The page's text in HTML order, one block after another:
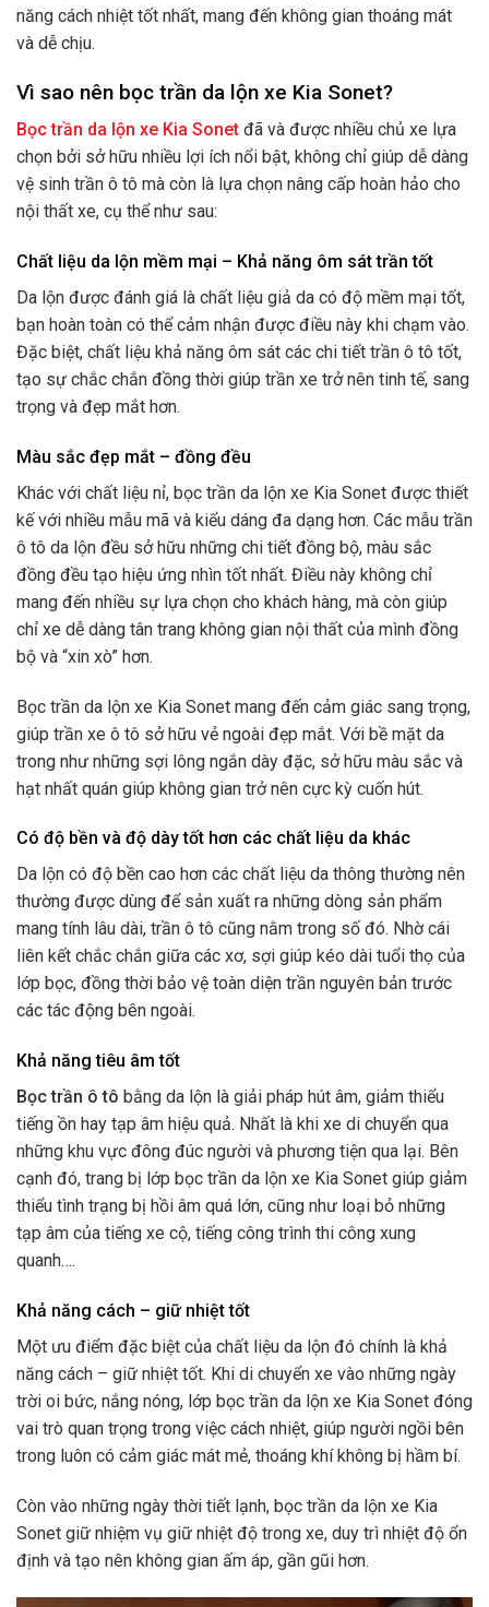
năng cách nhiệt tốt nhất, mang đến không gian thoáng mát
và dễ chịu.
Vì sao nên bọc trần da lộn xe Kia Sonet?
Bọc trần da lộn xe Kia Sonet đã và được nhiều chủ xe lựa
chọn bởi sở hữu nhiều lợi ích nổi bật, không chỉ giúp dễ dàng
vệ sinh trần ô tô mà còn là lựa chọn nâng cấp hoàn hảo cho
nội thất xe, cụ thể như sau:
Chất liệu da lộn mềm mại – Khả năng ôm sát trần tốt
Da lộn được đánh giá là chất liệu giả da có độ mềm mại tốt,
bạn hoàn toàn có thể cảm nhận được điều này khi chạm vào.
Đặc biệt, chất liệu khả năng ôm sát các chi tiết trần ô tô tốt,
tạo sự chắc chắn đồng thời giúp trần xe trở nên tinh tế, sang
trọng và đẹp mắt hơn.
Màu sắc đẹp mắt – đồng đều
Khác với chất liệu nỉ, bọc trần da lộn xe Kia Sonet được thiết
kế với nhiều mẫu mã và kiểu dáng đa dạng hơn. Các mẫu trần
ô tô da lộn đều sở hữu những chi tiết đồng bộ, màu sắc
đồng đều tạo hiệu ứng nhìn tốt nhất. Điều này không chỉ
mang đến nhiều sự lựa chọn cho khách hàng, mà còn giúp
chỉ xe dễ dàng tân trang không gian nội thất của mình đồng
bộ và “xin xò” hơn.
Bọc trần da lộn xe Kia Sonet mang đến cảm giác sang trọng,
giúp trần xe ô tô sở hữu vẻ ngoài đẹp mắt. Với bề mặt da
trong như những sợi lông ngắn dày đặc, sở hữu màu sắc và
hạt nhất quán giúp không gian trở nên cực kỳ cuốn hút.
Có độ bền và độ dày tốt hơn các chất liệu da khác
Da lộn có độ bền cao hơn các chất liệu da thông thường nên
thường được dùng để sản xuất ra những dòng sản phẩm
mang tính lâu dài, trần ô tô cũng nằm trong số đó. Nhờ cái
liên kết chắc chắn giữa các xơ, sợi giúp kéo dài tuổi thọ của
lớp bọc, đồng thời bảo vệ toàn diện trần nguyên bản trước
các tác động bên ngoài.
Khả năng tiêu âm tốt
Bọc trần ô tô bằng da lộn là giải pháp hút âm, giảm thiểu
tiếng ồn hay tạp âm hiệu quả. Nhất là khi xe di chuyển qua
những khu vực đông đúc người và phương tiện qua lại. Bên
cạnh đó, trang bị lớp bọc trần da lộn xe Kia Sonet giúp giảm
thiểu tình trạng bị hồi âm quá lớn, cũng như loại bỏ những
tạp âm của tiếng xe cộ, tiếng công trình thi công xung
quanh….
Khả năng cách – giữ nhiệt tốt
Một ưu điểm đặc biệt của chất liệu da lộn đó chính là khả
năng cách – giữ nhiệt tốt. Khi di chuyển xe vào những ngày
trời oi bức, nắng nóng, lớp bọc trần da lộn xe Kia Sonet đóng
vai trò quan trọng trong việc cách nhiệt, giúp người ngồi bên
trong luôn có cảm giác mát mẻ, thoáng khí không bị hầm bí.
Còn vào những ngày thời tiết lạnh, bọc trần da lộn xe Kia
Sonet giữ nhiệm vụ giữ nhiệt độ trong xe, duy trì nhiệt độ ổn
định và tạo nên không gian ấm áp, gần gũi hơn.